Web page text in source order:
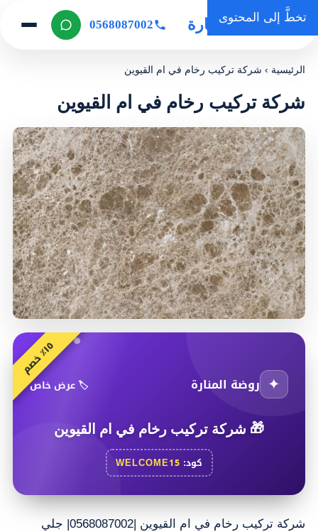
تخطَّ إلى المحتوى
روضة المنارة 0568087002
الرئيسية ›شركة تركيب رخام في ام القيوين
شركة تركيب رخام في ام القيوين
١
٥
٪
خ
ص
م
✦ روضة المنارة 🏷️ عرض خاص
🎁 شركة تركيب رخام في ام القيوين
كود: WELCOME15
شركة تركيب رخام في ام القيوين |0568087002| جلي